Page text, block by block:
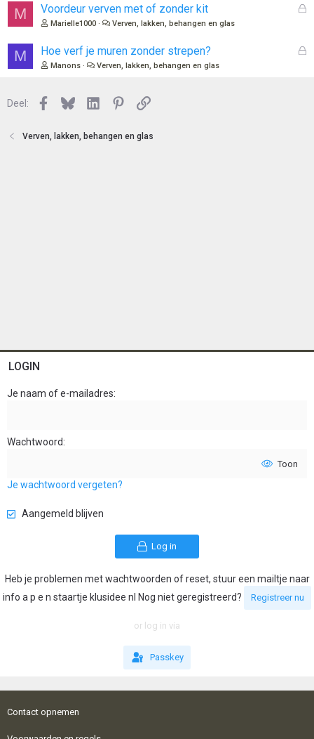
o
M
G
Voordeur verven met of zonder kit
Marielle1000 Verven, lakken, behangen en glas
M
G
Hoe verf je muren zonder strepen?
Manons Verven, lakken, behangen en glas
Deel: Facebook
BlueskyLinkedInPinterest
Link
Verven, lakken, behangen en glas
LOGIN
Je naam of e-mailadres
Wachtwoord
Toon
Je wachtwoord vergeten?
Aangemeld blijven
Log in
Heb je problemen met wachtwoorden of reset, stuur een mailtje naar
info a p e n staartje klusidee nl Nog niet geregistreerd?
Registreer nu
or log in via
Passkey
Contact opnemen